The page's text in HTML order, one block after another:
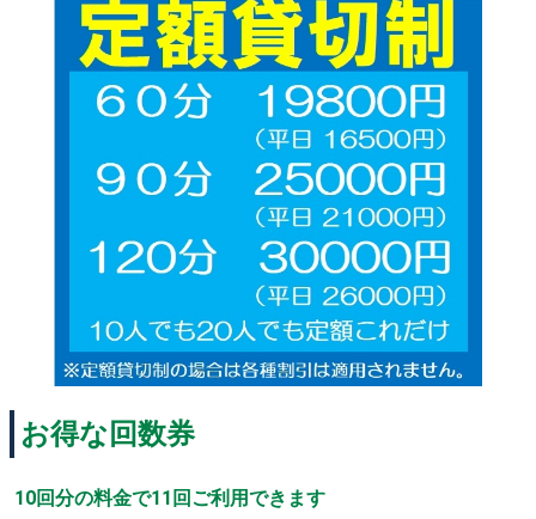
お得な回数券
10回分の料金で11回ご利用できます